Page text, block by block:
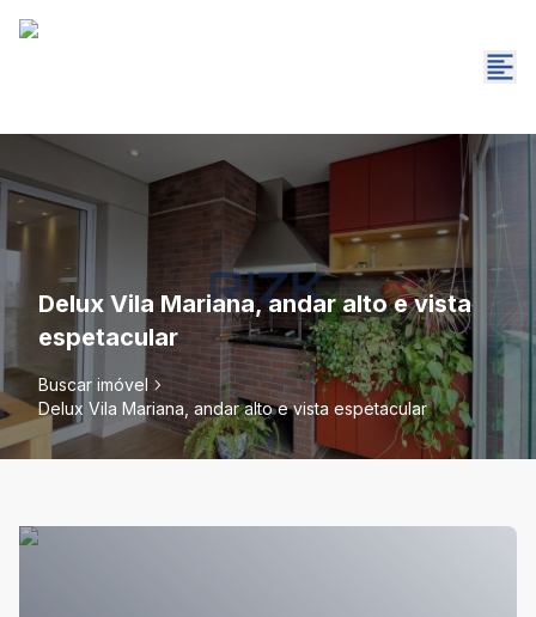
Delux Vila Mariana, andar alto e vista
espetacular
Buscar imóvel
Delux Vila Mariana, andar alto e vista espetacular